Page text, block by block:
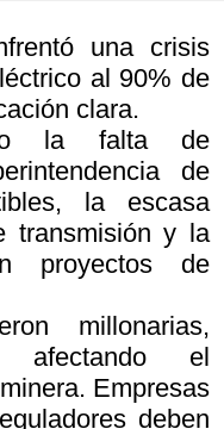
una crisis
al 90% de
clara.
la falta de
de
la escasa
transmisión y la
proyectos de
millonarias,
afectando el
Empresas
deben